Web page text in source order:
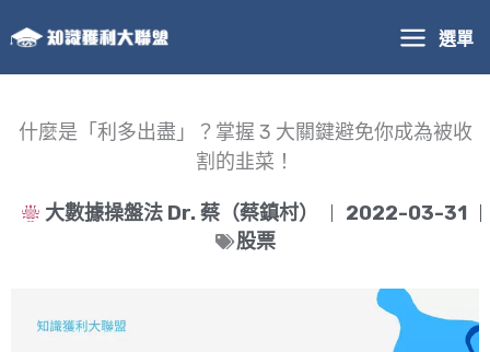
至
主
選單
什麼是「利多出盡」？掌握 3 大關鍵避免你成為被收
割的韭菜！
大數據操盤法 Dr. 蔡（蔡鎮村）
2022-03-31
股票